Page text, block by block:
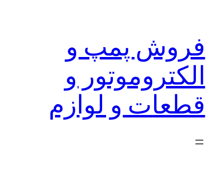
محتوافروش پمپ و
الکتروموتور و
قطعات و لوازم